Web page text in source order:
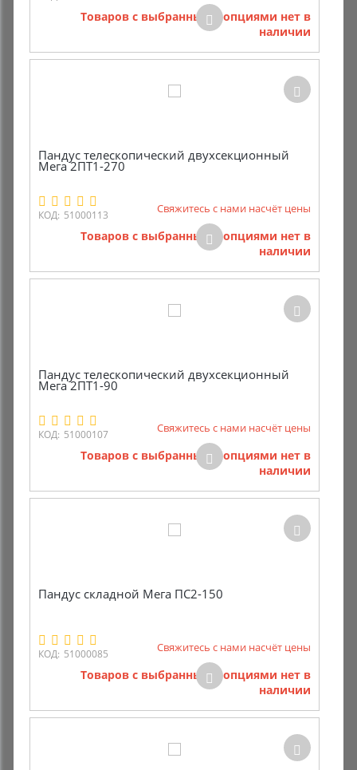
Товаров с выбранными опциями нет в
наличии
Пандус телескопический двухсекционный
Мега 2ПТ1-270
КОД: 51000113 Свяжитесь с нами насчёт цены
Товаров с выбранными опциями нет в
наличии
Пандус телескопический двухсекционный
Мега 2ПТ1-90
КОД: 51000107 Свяжитесь с нами насчёт цены
Товаров с выбранными опциями нет в
наличии
Пандус складной Мега ПС2-150
КОД: 51000085 Свяжитесь с нами насчёт цены
Товаров с выбранными опциями нет в
наличии